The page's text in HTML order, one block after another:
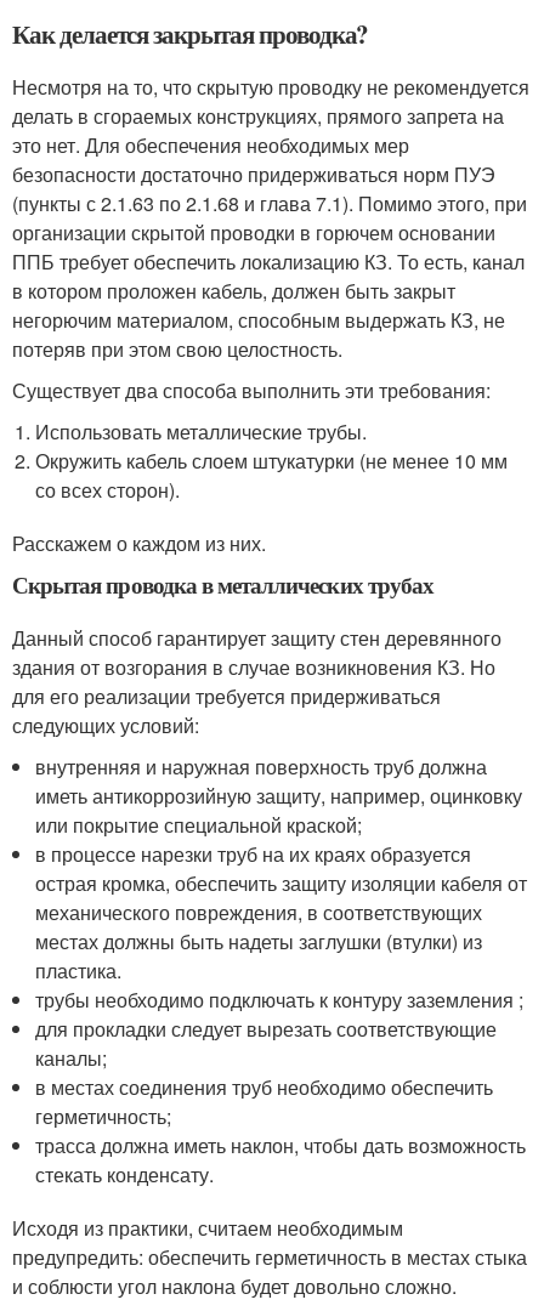
Как делается закрытая проводка?
Несмотря на то, что скрытую проводку не рекомендуется
делать в сгораемых конструкциях, прямого запрета на
это нет. Для обеспечения необходимых мер
безопасности достаточно придерживаться норм ПУЭ
(пункты с 2.1.63 по 2.1.68 и глава 7.1). Помимо этого, при
организации скрытой проводки в горючем основании
ППБ требует обеспечить локализацию КЗ. То есть, канал
в котором проложен кабель, должен быть закрыт
негорючим материалом, способным выдержать КЗ, не
потеряв при этом свою целостность.
Существует два способа выполнить эти требования:
Использовать металлические трубы.
Окружить кабель слоем штукатурки (не менее 10 мм
со всех сторон).
Расскажем о каждом из них.
Скрытая проводка в металлических трубах
Данный способ гарантирует защиту стен деревянного
здания от возгорания в случае возникновения КЗ. Но
для его реализации требуется придерживаться
следующих условий:
внутренняя и наружная поверхность труб должна
иметь антикоррозийную защиту, например, оцинковку
или покрытие специальной краской;
в процессе нарезки труб на их краях образуется
острая кромка, обеспечить защиту изоляции кабеля от
механического повреждения, в соответствующих
местах должны быть надеты заглушки (втулки) из
пластика.
трубы необходимо подключать к контуру заземления ;
для прокладки следует вырезать соответствующие
каналы;
в местах соединения труб необходимо обеспечить
герметичность;
трасса должна иметь наклон, чтобы дать возможность
стекать конденсату.
Исходя из практики, считаем необходимым
предупредить: обеспечить герметичность в местах стыка
и соблюсти угол наклона будет довольно сложно.